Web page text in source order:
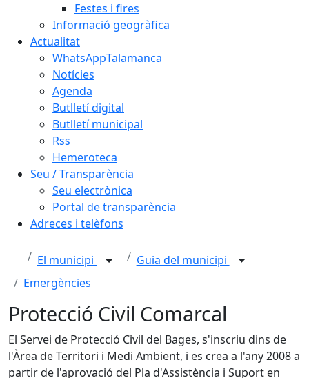
Festes i fires
Informació geogràfica
Actualitat
WhatsAppTalamanca
Notícies
Agenda
Butlletí digital
Butlletí municipal
Rss
Hemeroteca
Seu / Transparència
Seu electrònica
Portal de transparència
Adreces i telèfons
El municipi
Guia del municipi
Emergències
Protecció Civil Comarcal
El Servei de Protecció Civil del Bages, s'inscriu dins de
l'Àrea de Territori i Medi Ambient, i es crea a l'any 2008 a
partir de l'aprovació del Pla d'Assistència i Suport en